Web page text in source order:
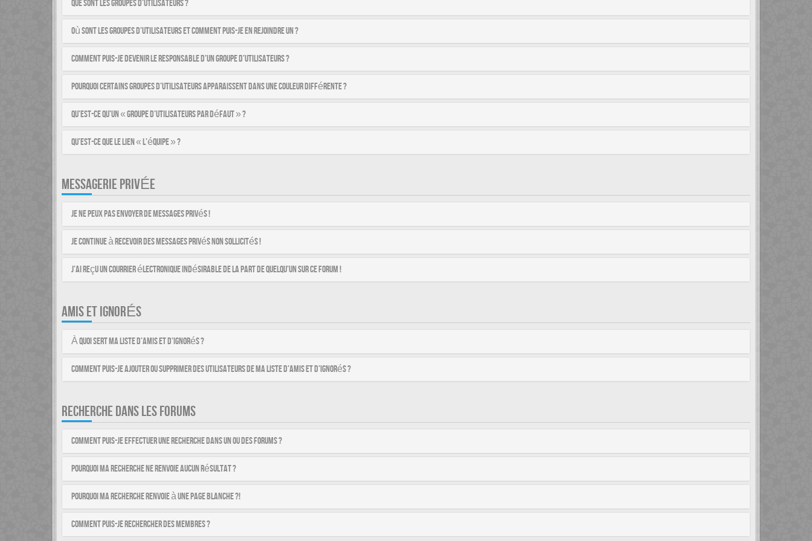
Que sont les groupes d’utilisateurs ?
Où sont les groupes d’utilisateurs et comment puis-je en rejoindre un ?
Comment puis-je devenir le responsable d’un groupe d’utilisateurs ?
Pourquoi certains groupes d’utilisateurs apparaissent dans une couleur différente ?
Qu’est-ce qu’un « groupe d’utilisateurs par défaut » ?
Qu’est-ce que le lien « L’équipe » ?
MESSAGERIE PRIVÉE
Je ne peux pas envoyer de messages privés !
Je continue à recevoir des messages privés non sollicités !
J’ai reçu un courrier électronique indésirable de la part de quelqu’un sur ce forum !
AMIS ET IGNORÉS
À quoi sert ma liste d’amis et d’ignorés ?
Comment puis-je ajouter ou supprimer des utilisateurs de ma liste d’amis et d’ignorés ?
RECHERCHE DANS LES FORUMS
Comment puis-je effectuer une recherche dans un ou des forums ?
Pourquoi ma recherche ne renvoie aucun résultat ?
Pourquoi ma recherche renvoie à une page blanche ?!
Comment puis-je rechercher des membres ?